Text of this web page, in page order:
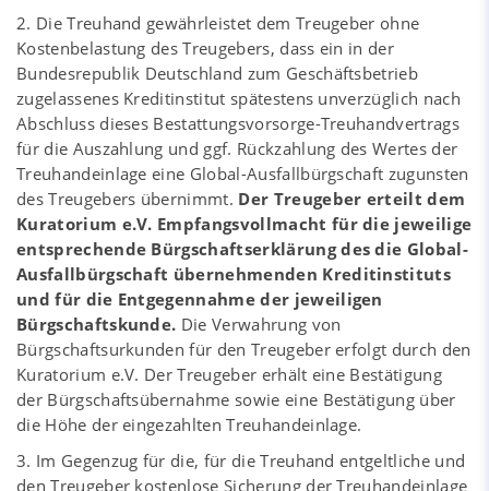
2. Die Treuhand gewährleistet dem Treugeber ohne
Kostenbelastung des Treugebers, dass ein in der
Bundesrepublik Deutschland zum Geschäftsbetrieb
zugelassenes Kreditinstitut spätestens unverzüglich nach
Abschluss dieses Bestattungsvorsorge-Treuhandvertrags
für die Auszahlung und ggf. Rückzahlung des Wertes der
Treuhandeinlage eine Global-Ausfallbürgschaft zugunsten
des Treugebers übernimmt. Der Treugeber erteilt dem
Kuratorium e.V. Empfangsvollmacht für die jeweilige
entsprechende Bürgschaftserklärung des die Global-
Ausfallbürgschaft übernehmenden Kreditinstituts
und für die Entgegennahme der jeweiligen
Bürgschaftskunde. Die Verwahrung von
Bürgschaftsurkunden für den Treugeber erfolgt durch den
Kuratorium e.V. Der Treugeber erhält eine Bestätigung
der Bürgschaftsübernahme sowie eine Bestätigung über
die Höhe der eingezahlten Treuhandeinlage.
3. Im Gegenzug für die, für die Treuhand entgeltliche und
den Treugeber kostenlose Sicherung der Treuhandeinlage